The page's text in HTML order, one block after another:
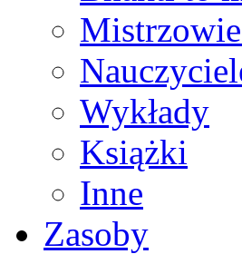
Wykłady
Książki
Inne
Zasoby